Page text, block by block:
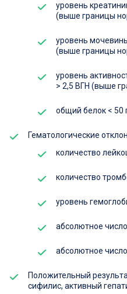
уровень
(выше границы
уровень
(выше границы
уровень
> 2,5 ВГН (выше
общий белок < 50
Гематологические
количество
количество
уровень
абсолютное
абсолютное
Положительный
сифилис, активный